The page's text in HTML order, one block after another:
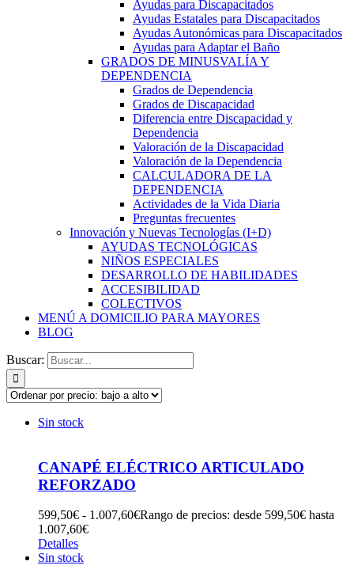
Ayudas para Discapacitados
Ayudas Estatales para Discapacitados
Ayudas Autonómicas para Discapacitados
Ayudas para Adaptar el Baño
GRADOS DE MINUSVALÍA Y
DEPENDENCIA
Grados de Dependencia
Grados de Discapacidad
Diferencia entre Discapacidad y
Dependencia
Valoración de la Discapacidad
Valoración de la Dependencia
CALCULADORA DE LA
DEPENDENCIA
Actividades de la Vida Diaria
Preguntas frecuentes
Innovación y Nuevas Tecnologías (I+D)
AYUDAS TECNOLÓGICAS
NIÑOS ESPECIALES
DESARROLLO DE HABILIDADES
ACCESIBILIDAD
COLECTIVOS
MENÚ A DOMICILIO PARA MAYORES
BLOG
Buscar:
Sin stock
CANAPÉ ELÉCTRICO ARTICULADO
REFORZADO
599,50€ - 1.007,60€Rango de precios: desde 599,50€ hasta
1.007,60€
Detalles
Sin stock